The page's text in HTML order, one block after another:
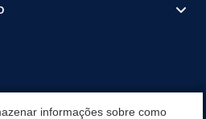
informações sobre como